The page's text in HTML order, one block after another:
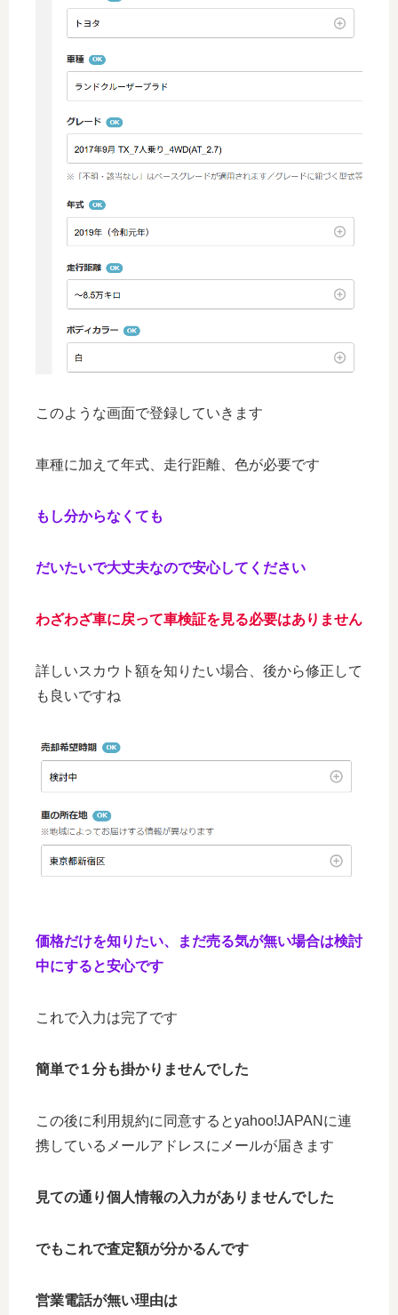
このような画面で登録していきます
車種に加えて年式、走行距離、色が必要です
もし分からなくても
だいたいで大丈夫なので安心してください
わざわざ車に戻って車検証を見る必要はありません
詳しいスカウト額を知りたい場合、後から修正して
も良いですね
価格だけを知りたい、まだ売る気が無い場合は検討
中にすると安心です
これで入力は完了です
簡単で１分も掛かりませんでした
この後に利用規約に同意するとyahoo!JAPANに連
携しているメールアドレスにメールが届きます
見ての通り個人情報の入力がありませんでした
でもこれで査定額が分かるんです
営業電話が無い理由は